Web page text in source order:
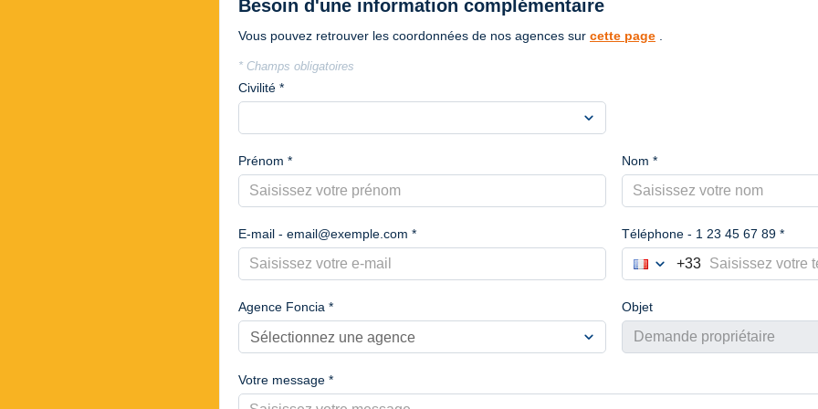
Besoin d'une information complémentaire
Vous pouvez retrouver les coordonnées de nos agences sur cette page
* Champs obligatoires
Civilité *
expand_more
Prénom * Nom *
E-mail - email@exemple.com * Téléphone - 1 23 45 67 89 *
France
Choisir le préfixe du numéro
expand_more +33
Agence Foncia *
Sélectionnez une agence expand_more
Objet
Demande propriétaire
Votre message *